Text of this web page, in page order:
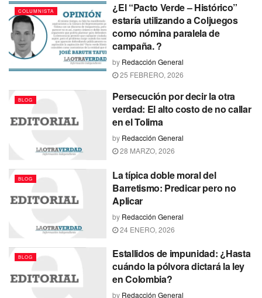
COLUMNISTA
¿El “Pacto Verde – Histórico”
estaría utilizando a Coljuegos
como nómina paralela de
campaña. ?
by Redacción General
25 FEBRERO, 2026
BLOG
Persecución por decir la otra
verdad: El alto costo de no callar
en el Tolima
by Redacción General
28 MARZO, 2026
BLOG
La típica doble moral del
Barretismo: Predicar pero no
Aplicar
by Redacción General
24 ENERO, 2026
BLOG
Estallidos de impunidad: ¿Hasta
cuándo la pólvora dictará la ley
en Colombia?
by Redacción General